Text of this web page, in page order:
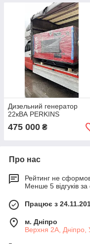
Дизельний генератор
22кВА PERKINS
475 000 ₴
Про нас
Рейтинг не
Менше 5 відгуків за
Працює з
м. Дніпро
Верхня 2А, Дніпро,